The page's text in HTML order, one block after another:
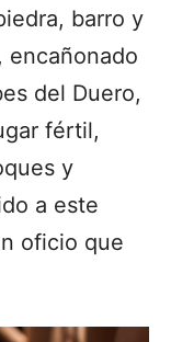
barro y
encañonado
del Duero,
fértil,
y
a este
oficio que